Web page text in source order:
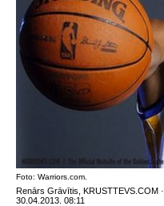
Foto: Warriors.com.
Renārs Grāvītis, KRUSTTEVS.COM ·
30.04.2013. 08:11